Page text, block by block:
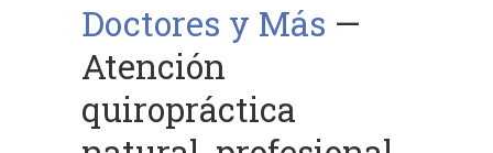
Doctores y Más —
Atención
quiropráctica